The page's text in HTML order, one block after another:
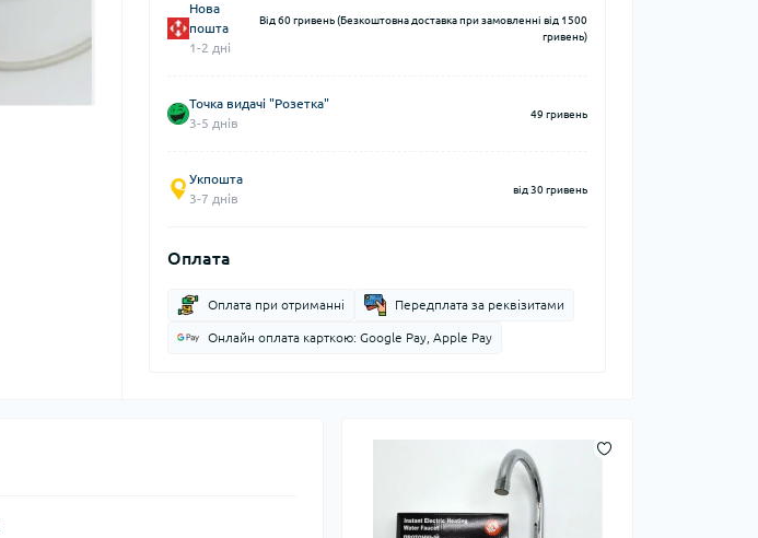
Нова
пошта
1-2 дні
Від 60 гривень (Безкоштовна доставка при замовленні від 1500
гривень)
Точка видачі "Розетка"
3-5 днів
49 гривень
Укпошта
3-7 днів
від 30 гривень
Оплата
Оплата при отриманні Передплата за реквізитами
Онлайн оплата карткою: Google Pay, Apple Pay